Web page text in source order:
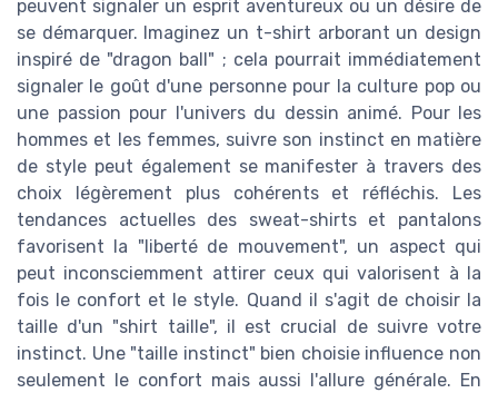
peuvent signaler un esprit aventureux ou un désire de
se démarquer. Imaginez un t-shirt arborant un design
inspiré de "dragon ball" ; cela pourrait immédiatement
signaler le goût d'une personne pour la culture pop ou
une passion pour l'univers du dessin animé. Pour les
hommes et les femmes, suivre son instinct en matière
de style peut également se manifester à travers des
choix légèrement plus cohérents et réfléchis. Les
tendances actuelles des sweat-shirts et pantalons
favorisent la "liberté de mouvement", un aspect qui
peut inconsciemment attirer ceux qui valorisent à la
fois le confort et le style. Quand il s'agit de choisir la
taille d'un "shirt taille", il est crucial de suivre votre
instinct. Une "taille instinct" bien choisie influence non
seulement le confort mais aussi l'allure générale. En